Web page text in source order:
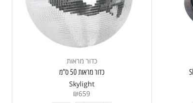
כדור מראות
כדור מראות 50 ס”מ
Skylight
₪659